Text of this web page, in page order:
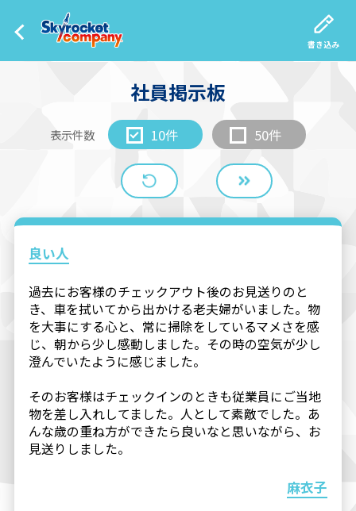
書き込み
社員掲示板
表示件数 10件 50件
良い人
過去にお客様のチェックアウト後のお見送りのと
き、車を拭いてから出かける老夫婦がいました。物
を大事にする心と、常に掃除をしているマメさを感
じ、朝から少し感動しました。その時の空気が少し
澄んでいたように感じました。
そのお客様はチェックインのときも従業員にご当地
物を差し入れしてました。人として素敵でした。あ
んな歳の重ね方ができたら良いなと思いながら、お
見送りしました。
麻衣子